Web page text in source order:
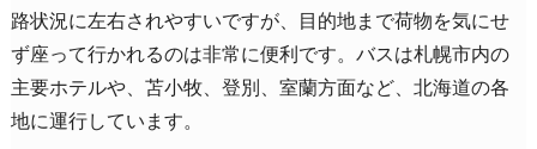
路状況に左右されやすいですが、目的地まで荷物を気にせ
ず座って行かれるのは非常に便利です。バスは札幌市内の
主要ホテルや、苫小牧、登別、室蘭方面など、北海道の各
地に運行しています。